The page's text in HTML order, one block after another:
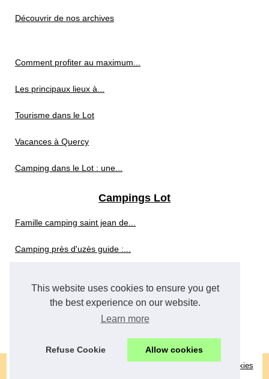
This website uses cookies to ensure you get
the best experience on our website.
Learn more
Refuse Cookie Allow cookies
Découvrir de nos archives
Comment profiter au maximum...
Les principaux lieux à...
Tourisme dans le Lot
Vacances à Quercy
Camping dans le Lot : une...
Campings Lot
Famille camping saint jean de...
Camping près d'uzès guide :...
Camping surf bretagne guide :...
Cookies